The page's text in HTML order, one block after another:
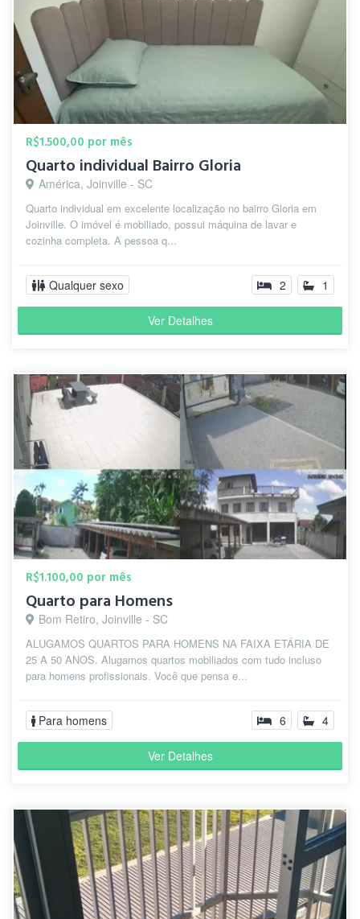
R$1.500,00 por mês
Quarto individual Bairro Gloria
América, Joinville - SC
Quarto individual em excelente localização no bairro Gloria em
Joinville. O imóvel é mobiliado, possui máquina de lavar e
cozinha completa. A pessoa q...
Qualquer sexo 2 1
Ver Detalhes
R$1.100,00 por mês
Quarto para Homens
Bom Retiro, Joinville - SC
ALUGAMOS QUARTOS PARA HOMENS NA FAIXA ETÁRIA DE
25 A 50 ANOS. Alugamos quartos mobiliados com tudo incluso
para homens profissionais. Você que pensa e...
Para homens 6 4
Ver Detalhes